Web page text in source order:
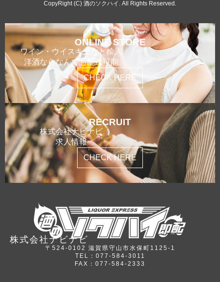
CopyRight (C) 酒のソクハイ. All Rights Reserved.
ONLINE STORE
ワイン・ウイスキーなど輸入
洋酒ならなんでも配達可能
CHECK HERE
RECRUIT
株式会社ナビナビ
求人情報
CHECK HERE
株式会社ナビナビ
〒524-0102 滋賀県守山市水保町1125-1
TEL：077-584-3011
FAX：077-584-2333